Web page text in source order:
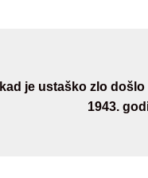
je ustaško zlo
1943.